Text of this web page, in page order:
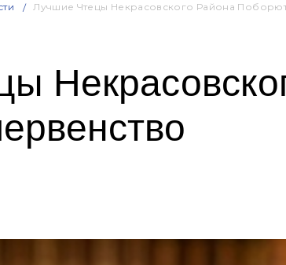
Лучшие Чтецы Некрасовского Района